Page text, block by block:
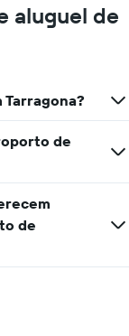
aluguel de
de
de